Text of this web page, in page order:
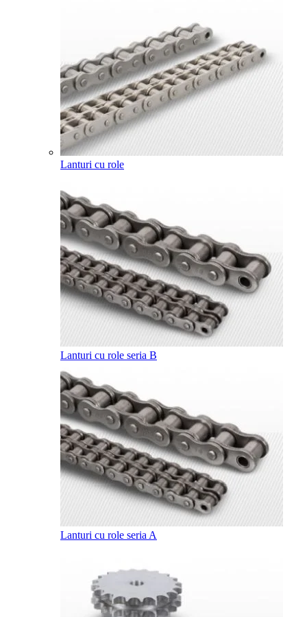
Lanturi cu role
Lanturi cu role seria B
Lanturi cu role seria A